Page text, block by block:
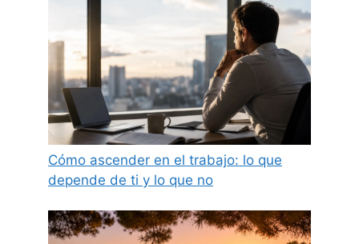
Cómo ascender en el trabajo: lo que
depende de ti y lo que no